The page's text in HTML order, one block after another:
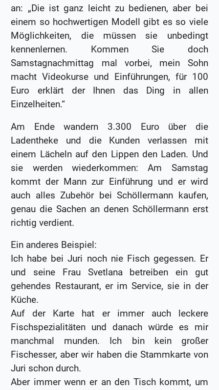
an: „Die ist ganz leicht zu bedienen, aber bei
einem so hochwertigen Modell gibt es so viele
Möglichkeiten, die müssen sie unbedingt
kennenlernen. Kommen Sie doch
Samstagnachmittag mal vorbei, mein Sohn
macht Videokurse und Einführungen, für 100
Euro erklärt der Ihnen das Ding in allen
Einzelheiten.“
Am Ende wandern 3.300 Euro über die
Ladentheke und die Kunden verlassen mit
einem Lächeln auf den Lippen den Laden. Und
sie werden wiederkommen: Am Samstag
kommt der Mann zur Einführung und er wird
auch alles Zubehör bei Schöllermann kaufen,
genau die Sachen an denen Schöllermann erst
richtig verdient.
Ein anderes Beispiel:
Ich habe bei Juri noch nie Fisch gegessen. Er
und seine Frau Svetlana betreiben ein gut
gehendes Restaurant, er im Service, sie in der
Küche.
Auf der Karte hat er immer auch leckere
Fischspezialitäten und danach würde es mir
manchmal munden. Ich bin kein großer
Fischesser, aber wir haben die Stammkarte von
Juri schon durch.
Aber immer wenn er an den Tisch kommt, um